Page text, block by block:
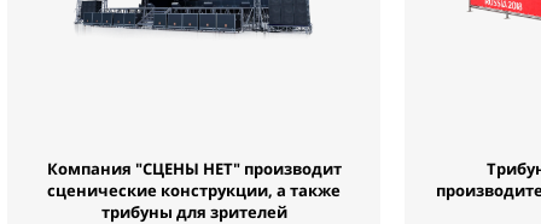
Компания "СЦЕНЫ НЕТ" производит
сценические конструкции, а также
трибуны для зрителей